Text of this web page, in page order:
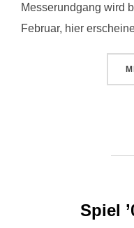
Messerundgang wird
Februar, hier
Spiel